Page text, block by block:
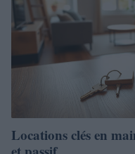
Locations clés en